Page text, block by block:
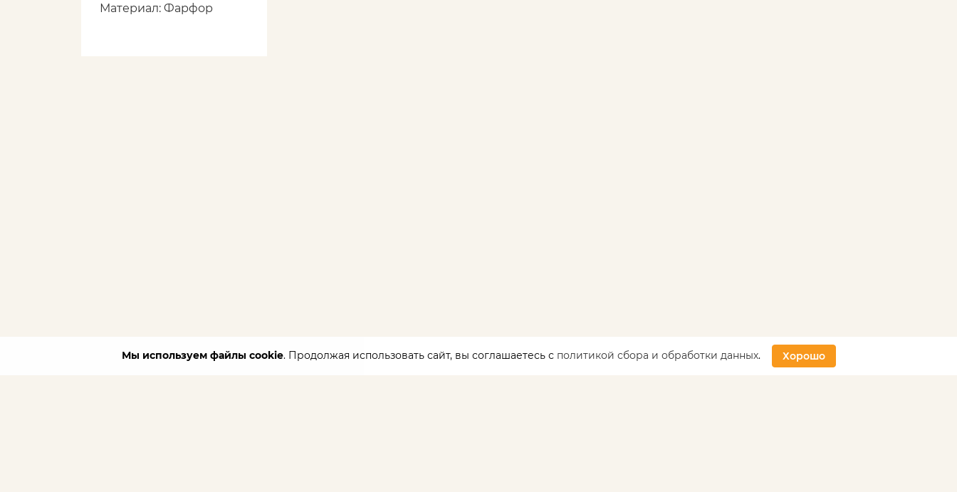
Материал: Фарфор
Мы используем файлы cookie. Продолжая использовать сайт, вы соглашаетесь с политикой сбора и обработки данных. Хорошо